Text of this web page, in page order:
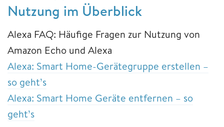
Nutzung im Überblick
Alexa FAQ: Häufige Fragen zur Nutzung von
Amazon Echo und Alexa
Alexa: Smart Home-Gerätegruppe erstellen –
so geht’s
Alexa: Smart Home Geräte entfernen – so
geht’s